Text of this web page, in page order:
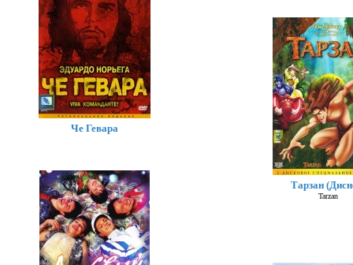
Тарзан
Tarzan
Че Гевара